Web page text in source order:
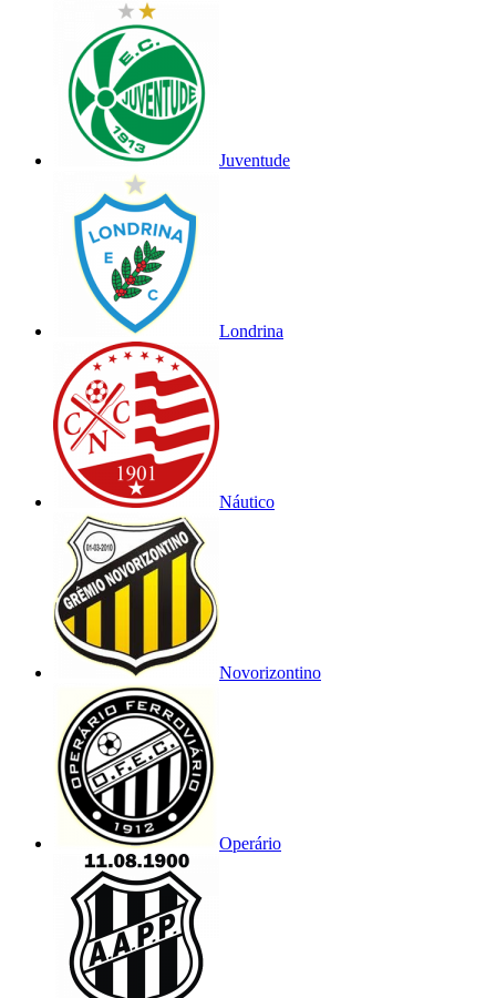
Juventude
Londrina
Náutico
Novorizontino
Operário